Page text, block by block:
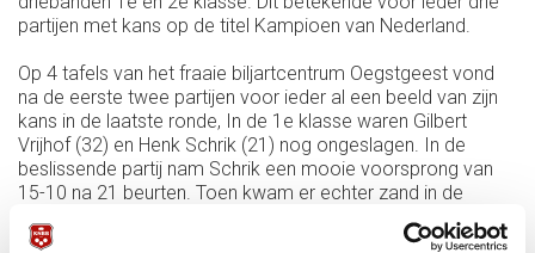
partijen met kans op de titel Kampioen van Nederland.
Op 4 tafels van het fraaie biljartcentrum Oegstgeest vond
na de eerste twee partijen voor ieder al een beeld van zijn
kans in de laatste ronde, In de 1e klasse waren Gilbert
Vrijhof (32) en Henk Schrik (21) nog ongeslagen. In de
beslissende partij nam Schrik een mooie voorsprong van
15-10 na 21 beurten. Toen kwam er echter zand in de
motor en was het Vrijhof die het scoren beheerste. Na 44
beurten pakte hij de winst (16-32) en de titel.